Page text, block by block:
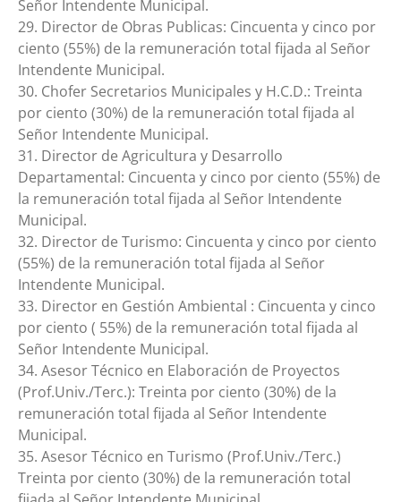
Señor Intendente Municipal.
29. Director de Obras Publicas: Cincuenta y cinco por
ciento (55%) de la remuneración total fijada al Señor
Intendente Municipal.
30. Chofer Secretarios Municipales y H.C.D.: Treinta
por ciento (30%) de la remuneración total fijada al
Señor Intendente Municipal.
31. Director de Agricultura y Desarrollo
Departamental: Cincuenta y cinco por ciento (55%) de
la remuneración total fijada al Señor Intendente
Municipal.
32. Director de Turismo: Cincuenta y cinco por ciento
(55%) de la remuneración total fijada al Señor
Intendente Municipal.
33. Director en Gestión Ambiental : Cincuenta y cinco
por ciento ( 55%) de la remuneración total fijada al
Señor Intendente Municipal.
34. Asesor Técnico en Elaboración de Proyectos
(Prof.Univ./Terc.): Treinta por ciento (30%) de la
remuneración total fijada al Señor Intendente
Municipal.
35. Asesor Técnico en Turismo (Prof.Univ./Terc.)
Treinta por ciento (30%) de la remuneración total